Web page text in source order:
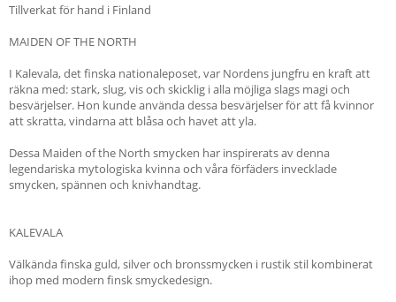
Tillverkat för hand i Finland
MAIDEN OF THE NORTH
I Kalevala, det finska nationaleposet, var Nordens jungfru en kraft att
räkna med: stark, slug, vis och skicklig i alla möjliga slags magi och
besvärjelser. Hon kunde använda dessa besvärjelser för att få kvinnor
att skratta, vindarna att blåsa och havet att yla.
Dessa Maiden of the North smycken har inspirerats av denna
legendariska mytologiska kvinna och våra förfäders invecklade
smycken, spännen och knivhandtag.
KALEVALA
Välkända finska guld, silver och bronssmycken i rustik stil kombinerat
ihop med modern finsk smyckedesign.